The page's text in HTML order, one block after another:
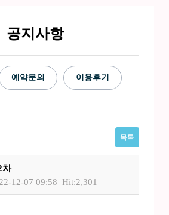
공지사항
예약문의 이용후기
목록
차
12-07 09:58 Hit:2,301